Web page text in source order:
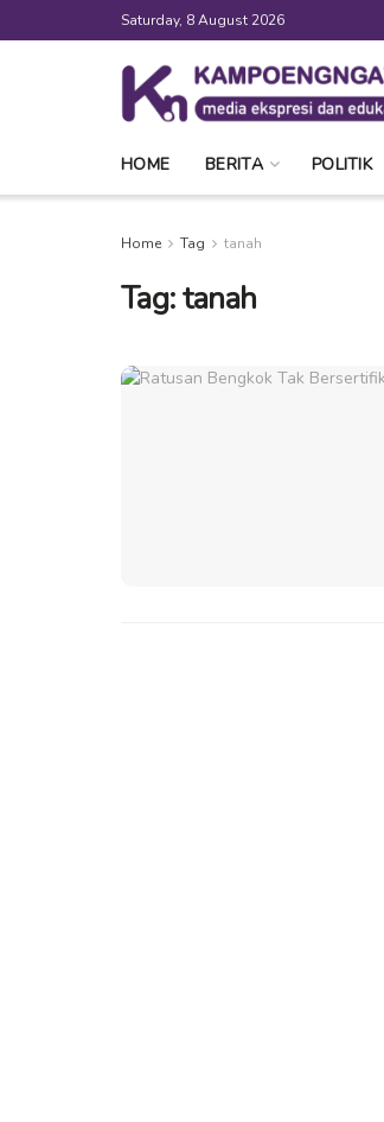
Saturday, 8 August 2026
HOME BERITA POLITIK
Home Tag tanah
Tag:tanah